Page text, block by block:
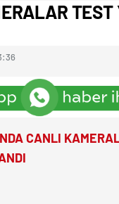
TEST
CANLI